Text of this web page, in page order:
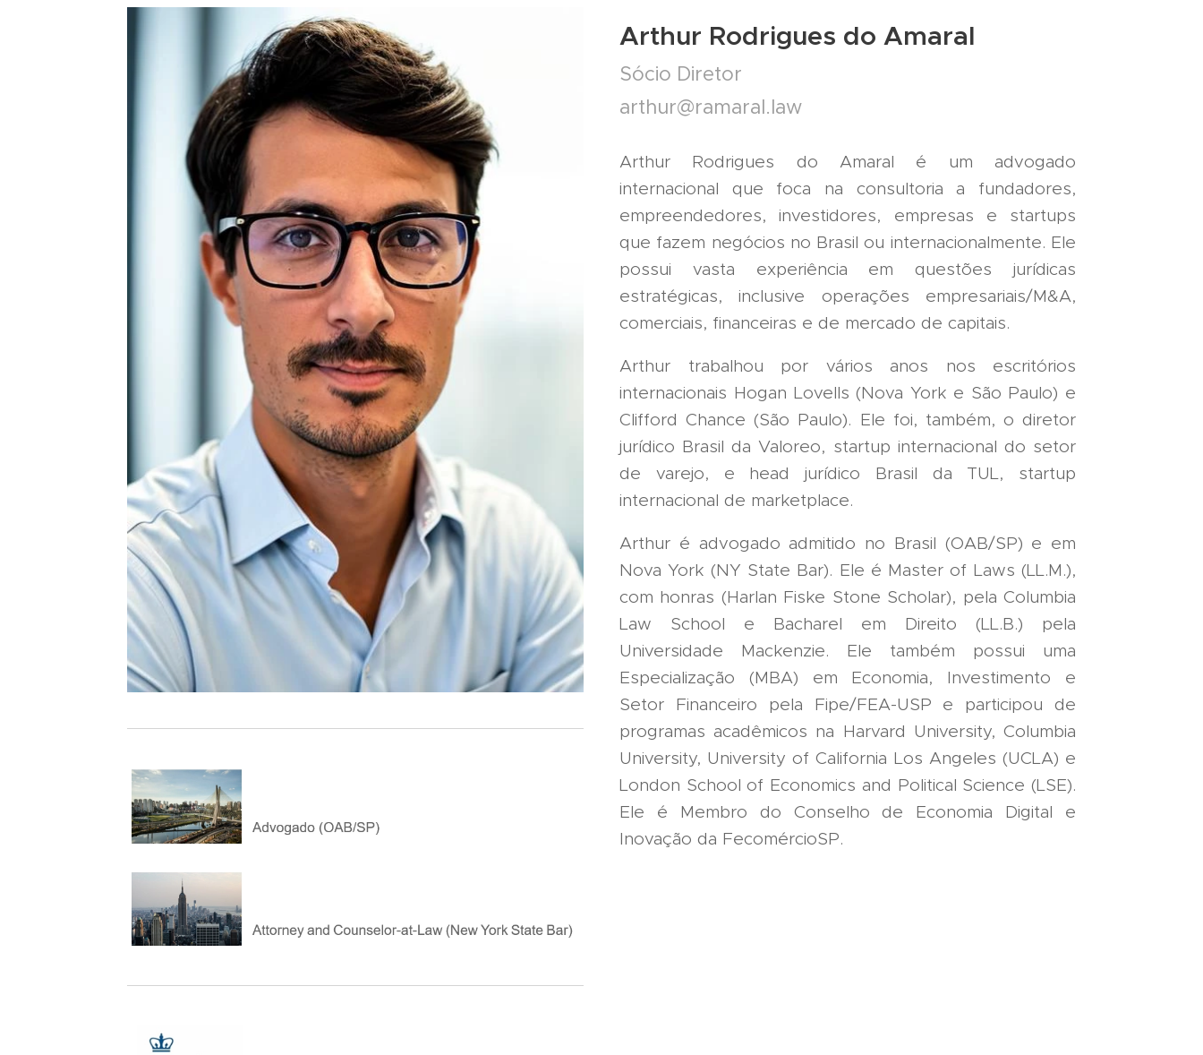
Arthur Rodrigues do Amaral
Sócio Diretor
arthur@ramaral.law
Arthur Rodrigues do Amaral é um advogado
internacional que foca na consultoria a fundadores,
empreendedores, investidores, empresas e startups
que fazem negócios no Brasil ou internacionalmente. Ele
possui vasta experiência em questões jurídicas
estratégicas, inclusive operações empresariais/M&A,
comerciais, financeiras e de mercado de capitais.
Arthur trabalhou por vários anos nos escritórios
internacionais Hogan Lovells (Nova York e São Paulo) e
Clifford Chance (São Paulo). Ele foi, também, o diretor
jurídico Brasil da Valoreo, startup internacional do setor
de varejo, e head jurídico Brasil da TUL, startup
internacional de marketplace.
Arthur é advogado admitido no Brasil (OAB/SP) e em
Nova York (NY State Bar). Ele é Master of Laws (LL.M.),
com honras (Harlan Fiske Stone Scholar), pela Columbia
Law School e Bacharel em Direito (LL.B.) pela
Universidade Mackenzie. Ele também possui uma
Especialização (MBA) em Economia, Investimento e
Setor Financeiro pela Fipe/FEA-USP e participou de
programas acadêmicos na Harvard University, Columbia
University, University of California Los Angeles (UCLA) e
London School of Economics and Political Science (LSE).
Ele é Membro do Conselho de Economia Digital e
Inovação da FecomércioSP.